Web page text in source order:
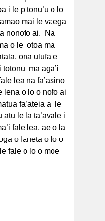
i le pitonu’u o lo
mai le vaega
nonofo ai. Na
o le lotoa ma
ona ulufale
totonu, ma aga’i
lea na fa’asino
lena o lo o nofo ai
fa’ateia ai le
atu le la ta’avale i
fale lea, ae o la
o Ianeta o lo o
fale o lo o moe